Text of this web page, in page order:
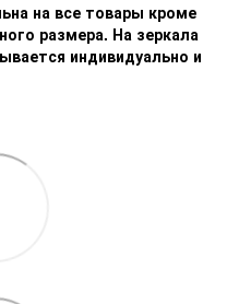
на все товары кроме
размера. На зеркала
индивидуально и